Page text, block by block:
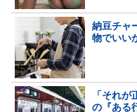
納豆チャ
物でいい
「それ
の『ある